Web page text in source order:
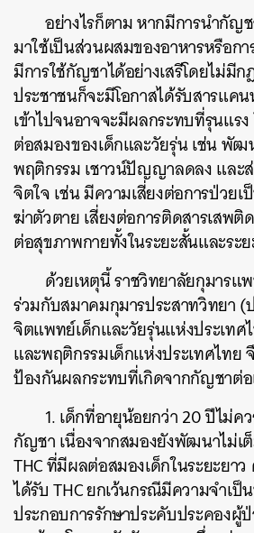
อย่างไรก็ตาม หากมีการนำกั
มาใช้เป็นส่วนผสมของอาหารหรือก
มีการใช้กัญชาได้อย่างเสรีโดยไม่มี
ประชาชนก็จะมีโอกาสได้รับสารแค
เข้าไปจนอาจจะมีผลกระทบที่รุนแร
ต่อสมองของเด็กและวัยรุ่น เช่น พั
พฤติกรรม เชาวน์ปัญญาลดลง และ
จิตใจ เช่น มีความเสี่ยงต่อการป่วยเ
ฆ่าตัวตาย เสี่ยงต่อการติดสารเสพ
ต่อสุขภาพกายทั้งในระยะสั้นและระย
ด้วยเหตุนี้ ราชวิทยาลัยกุมารแ
ร่วมกับสมาคมกุมารประสาทวิทยา (
จิตแพทย์เด็กและวัยรุ่นแห่งประเท
และพฤติกรรมเด็กแห่งประเทศไทย
ป้องกันผลกระทบที่เกิดจากกัญชาต่
1. เด็กที่อายุน้อยกว่า 20 ปีไม่ค
กัญชา เนื่องจากสมองยังพัฒนาไม่
THC ที่มีผลต่อสมองเด็กในระยะยา
ได้รับ THC ยกเว้นกรณีมีความจำเป็
ประกอบการรักษาประคับประคองผู้ป่